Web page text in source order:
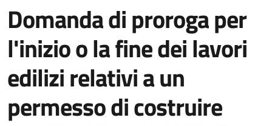
Domanda di proroga per
l'inizio o la fine dei lavori
edilizi relativi a un
permesso di costruire